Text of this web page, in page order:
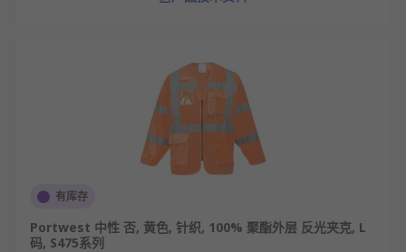
有库存
Portwest 中性 否, 黄色, 针织, 100% 聚酯外层 反光夹克, L
码, S475系列